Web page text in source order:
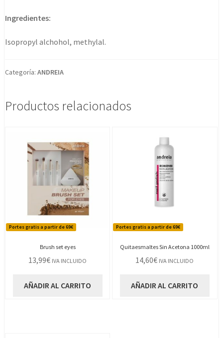
Ingredientes:
Isopropyl alchohol, methylal.
Categoría: ANDREIA
Productos relacionados
Portes gratis a partir de 69€
Brush set eyes
13,99€ IVA INCLUIDO
AÑADIR AL CARRITO
Portes gratis a partir de 69€
Quitaesmaltes Sin Acetona 1000ml
14,60€ IVA INCLUIDO
AÑADIR AL CARRITO